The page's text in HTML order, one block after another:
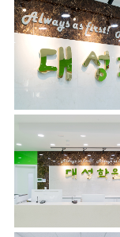
7층 로비
7층 로비